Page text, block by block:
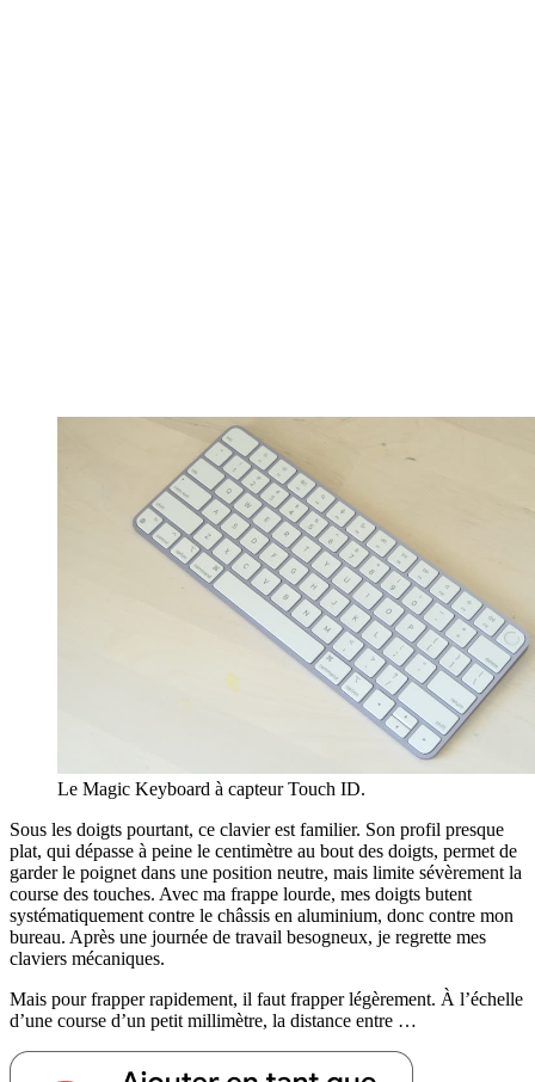
Le Magic Keyboard à capteur Touch ID.
Sous les doigts pourtant, ce clavier est familier. Son profil presque
plat, qui dépasse à peine le centimètre au bout des doigts, permet de
garder le poignet dans une position neutre, mais limite sévèrement la
course des touches. Avec ma frappe lourde, mes doigts butent
systématiquement contre le châssis en aluminium, donc contre mon
bureau. Après une journée de travail besogneux, je regrette mes
claviers mécaniques.
Mais pour frapper rapidement, il faut frapper légèrement. À l’échelle
d’une course d’un petit millimètre, la distance entre …